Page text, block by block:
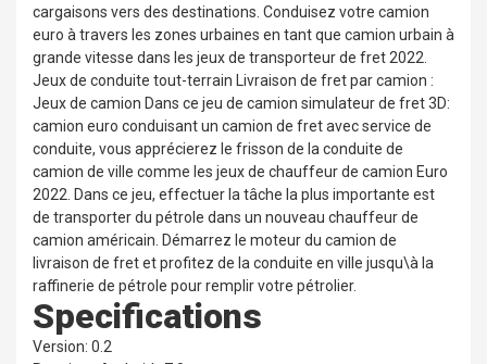
cargaisons vers des destinations. Conduisez votre camion
euro à travers les zones urbaines en tant que camion urbain à
grande vitesse dans les jeux de transporteur de fret 2022.
Jeux de conduite tout-terrain Livraison de fret par camion :
Jeux de camion Dans ce jeu de camion simulateur de fret 3D:
camion euro conduisant un camion de fret avec service de
conduite, vous apprécierez le frisson de la conduite de
camion de ville comme les jeux de chauffeur de camion Euro
2022. Dans ce jeu, effectuer la tâche la plus importante est
de transporter du pétrole dans un nouveau chauffeur de
camion américain. Démarrez le moteur du camion de
livraison de fret et profitez de la conduite en ville jusqu\à la
raffinerie de pétrole pour remplir votre pétrolier.
Specifications
Version: 0.2